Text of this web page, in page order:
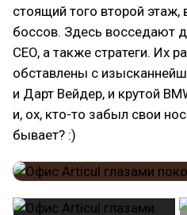
стоящий того второй этаж,
боссов. Здесь восседают
CEO, а также стратеги. Их
обставлены с
и Дарт Вейдер, и крутой
и, ох, кто-то забыл свои
бывает? :)